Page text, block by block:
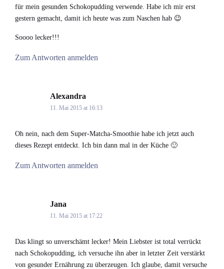
für mein gesunden Schokopudding verwende. Habe ich mir erst
gestern gemacht, damit ich heute was zum Naschen hab 😉
Soooo lecker!!!
Zum Antworten anmelden
Alexandra
11. Mai 2015 at 16:13
Oh nein, nach dem Super-Matcha-Smoothie habe ich jetzt auch
dieses Rezept entdeckt. Ich bin dann mal in der Küche 🙂
Zum Antworten anmelden
Jana
11. Mai 2015 at 17:22
Das klingt so unverschämt lecker! Mein Liebster ist total verrückt
nach Schokopudding, ich versuche ihn aber in letzter Zeit verstärkt
von gesunder Ernährung zu überzeugen. Ich glaube, damit versuche